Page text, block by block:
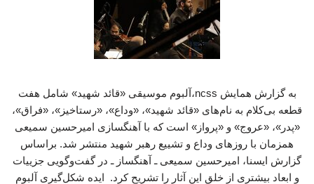
به گزارش همایش ncss،آلبوم موسیقی «قائد شهید» شامل هفت
قطعه بی‌کلام به نام‌های «قائد شهید»، «وداع»، «رستاخیز»، «فراق»،
«پدر»، «عروج» و «پرواز» است که با آهنگسازی امیرحسین سمیعی
همزمان با روزهای وداع و تشییع رهبر شهید منتشر شد. براساس
گزارش ایسنا، امیرحسین سمیعی ـ آهنگساز ـ در گفت‌وگویی جزییات
و ابعاد بیشتری از خلق این آثار را تشریح کرد. ایده شکل‌گیری آلبوم